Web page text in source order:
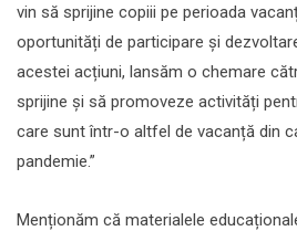
vin să sprijine copiii pe perioada
oportunități de participare și
acestei acțiuni, lansăm o chemare
sprijine și să promoveze activități
care sunt într-o altfel de vacanță din
pandemie.”
Menționăm că materialele